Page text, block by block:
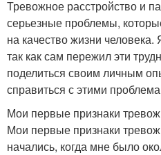
Тревожное расстройство и
серьезные проблемы,
на качество жизни
так как сам пережил эти
поделиться своим личным
справиться с этими
Мои первые признаки
Мои первые признаки
начались, когда мне было